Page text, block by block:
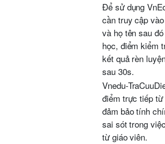
Để sử dụng
cần truy cập
và họ tên sau
học, điểm kiểm
kết quả rèn
sau 30s.
Vnedu-
điểm trực tiếp
đảm bảo tính
sai sót trong
từ giáo viên.